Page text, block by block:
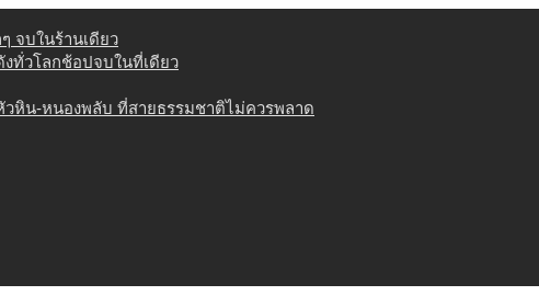
จบในร้านเดียว
ทั่วโลกช้อปจบในที่เดียว
วหิน-หนองพลับ ที่สายธรรมชาติไม่ควรพลาด